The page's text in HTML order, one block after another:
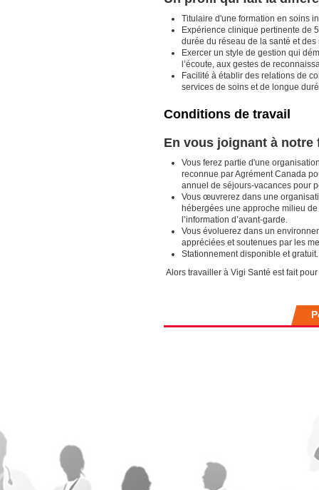
Titulaire d'une formation en soins
Expérience clinique pertinente de
durée du réseau de la santé et
Exercer un style de gestion qui
l’écoute, aux gestes de
Facilité à établir des relations de
services de soins et de longue
Conditions de travail
En vous joignant à
Vous ferez partie d'une
reconnue par Agrément Canada
annuel de séjours-vacances pour
Vous œuvrerez dans une
hébergées une approche milieu
l’information d’avant-garde.
Vous évoluerez dans un
appréciées et soutenues par les
Stationnement disponible et gratuit.
Alors travailler à Vigi Santé est fait